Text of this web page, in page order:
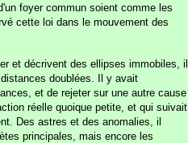
foyer commun soient comme les
cette loi dans le mouvement des
et décrivent des ellipses immobiles, il
doublées. Il y avait
et de rejeter sur une autre cause
réelle quoique petite, et qui suivait
Des astres et des anomalies, il
principales, mais encore les